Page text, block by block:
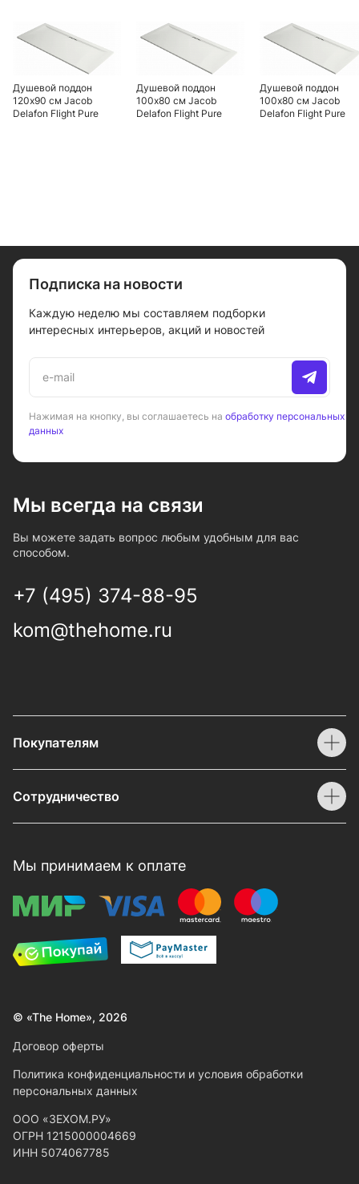
Душевой поддон
120х90 см Jacob
Delafon Flight Pure
Душевой поддон
100х80 см Jacob
Delafon Flight Pure
Душевой поддон
100х80 см Jacob
Delafon Flight Pure
Подписка на новости
Каждую неделю мы составляем подборки
интересных интерьеров, акций и новостей
Нажимая на кнопку, вы соглашаетесь на обработку персональных
данных
Мы всегда на связи
Вы можете задать вопрос любым удобным для вас
способом.
+7 (495) 374-88-95
kom@thehome.ru
Покупателям
Сотрудничество
Мы принимаем к оплате
© «The Home», 2026
Договор оферты
Политика конфиденциальности и условия обработки
персональных данных
ООО «ЗЕХОМ.РУ»
ОГРН 1215000004669
ИНН 5074067785